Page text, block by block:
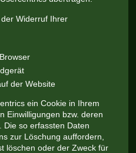
Widerruf Ihrer
der Website
ein Cookie in Ihrem
Einwilligungen bzw. deren
Die so erfassten Daten
zur Löschung auffordern,
löschen oder der Zweck für